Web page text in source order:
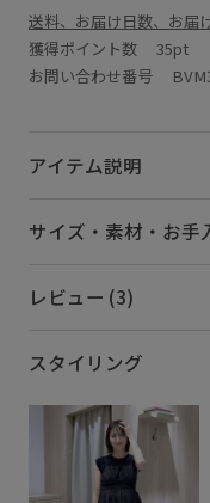
送料、お届け日数、お届
獲得ポイント数 35pt
お問い合わせ番号
アイテム説明
サイズ・素材・お手
レビュー (3)
スタイリング